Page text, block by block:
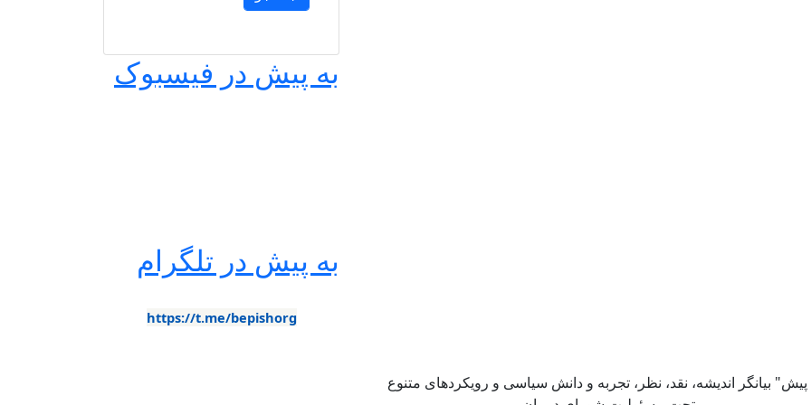
به پیش در فیسبوک
به پیش در تلگرام
https://t.me/bepishorg
پیش" بیانگر اندیشه، نقد، نظر، تجربه و دانش سیاسی و رویکردهای متنوع